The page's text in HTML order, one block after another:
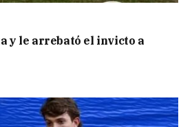
y le arrebató el invicto a